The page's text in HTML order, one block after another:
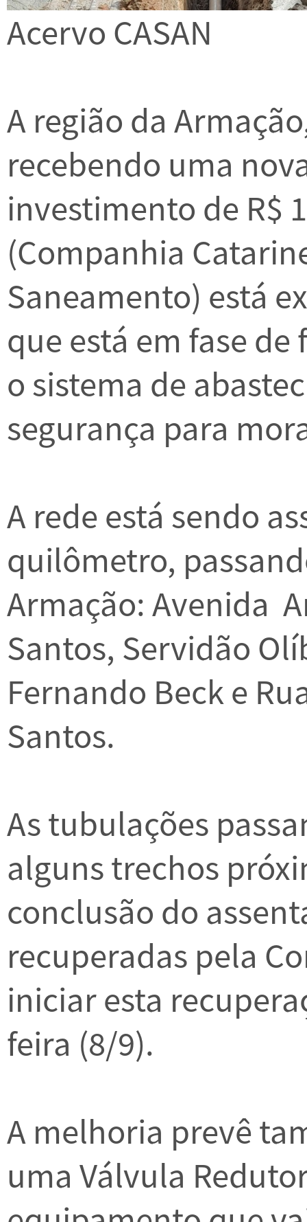
Acervo CASAN
A região da
recebendo uma
investimento de R$
(Companhia
Saneamento) está
que está em fase
o sistema de
segurança para
A rede está sendo
quilômetro,
Armação: Avenida
Santos, Servidão
Fernando Beck e
Santos.
As tubulações
alguns trechos
conclusão do
recuperadas pela
iniciar esta
feira (8/9).
A melhoria prevê
uma Válvula